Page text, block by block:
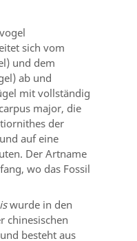
sich vom
und dem
ab und
mit vollständig
major, die
der
auf eine
Der Artname
wo das Fossil
wurde in den
chinesischen
besteht aus